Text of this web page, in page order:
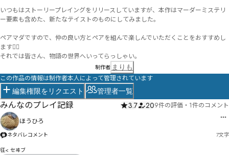
いつもはストーリープレイングをリリースしていますが、本作はマーダーミステリ
ー要素も含めた、新たなテイストのものにしてみました。
ペアマダですので、仲の良い方とペアを組んで楽しんでいただくことをおすすめし
ます🙆‍♀️
それでは皆さん、物語の世界へいってらっしゃい。
制作者 まりも
この作品の情報は制作者本人によって管理されています
編集権限をリクエスト 管理者一覧
みんなのプレイ記録 3.7 209件の評価 ・ 1件のコメント
ほうひろ
ネタバレコメント 7文字
彺< セヰブ